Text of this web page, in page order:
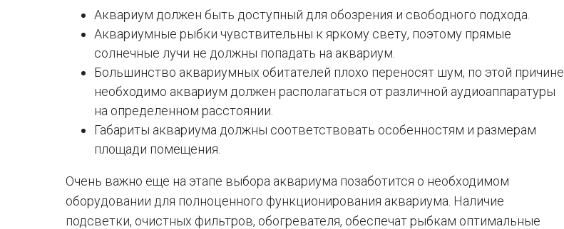
Аквариум должен быть доступный для обозрения и свободного подхода.
Аквариумные рыбки чувствительны к яркому свету, поэтому прямые
солнечные лучи не должны попадать на аквариум.
Большинство аквариумных обитателей плохо переносят шум, по этой причине
необходимо аквариум должен располагаться от различной аудиоаппаратуры
на определенном расстоянии.
Габариты аквариума должны соответствовать особенностям и размерам
площади помещения.
Очень важно еще на этапе выбора аквариума позаботится о необходимом
оборудовании для полноценного функционирования аквариума. Наличие
подсветки, очистных фильтров, обогревателя, обеспечат рыбкам оптимальные